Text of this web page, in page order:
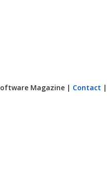
Magazine | Contact